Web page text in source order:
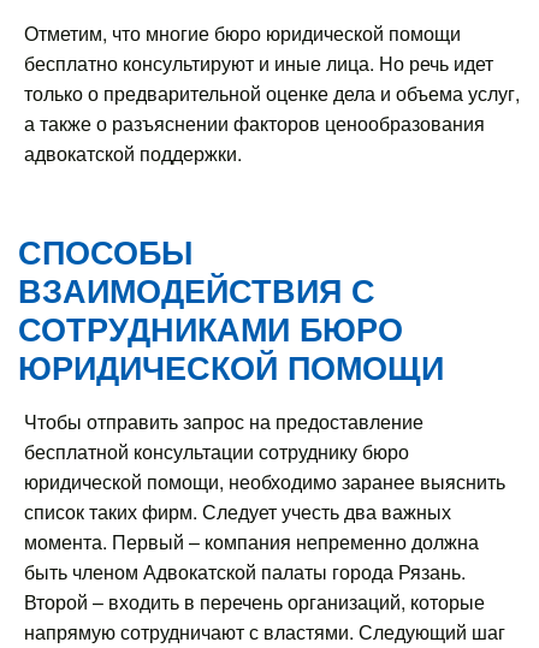
Отметим, что многие бюро юридической помощи
бесплатно консультируют и иные лица. Но речь идет
только о предварительной оценке дела и объема услуг,
а также о разъяснении факторов ценообразования
адвокатской поддержки.
СПОСОБЫ
ВЗАИМОДЕЙСТВИЯ С
СОТРУДНИКАМИ БЮРО
ЮРИДИЧЕСКОЙ ПОМОЩИ
Чтобы отправить запрос на предоставление
бесплатной консультации сотруднику бюро
юридической помощи, необходимо заранее выяснить
список таких фирм. Следует учесть два важных
момента. Первый – компания непременно должна
быть членом Адвокатской палаты города Рязань.
Второй – входить в перечень организаций, которые
напрямую сотрудничают с властями. Следующий шаг